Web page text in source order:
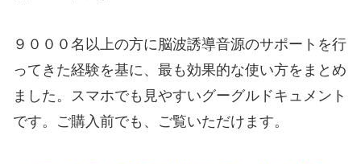
９０００名以上の方に脳波誘導音源のサポートを行
ってきた経験を基に、最も効果的な使い方をまとめ
ました。スマホでも見やすいグーグルドキュメント
です。ご購入前でも、ご覧いただけます。